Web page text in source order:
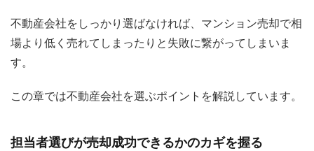
不動産会社をしっかり選ばなければ、マンション売却で相
場より低く売れてしまったりと失敗に繋がってしまいま
す。
この章では不動産会社を選ぶポイントを解説しています。
担当者選びが売却成功できるかのカギを握る